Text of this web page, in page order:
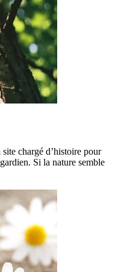
chargé d’histoire pour
Si la nature semble